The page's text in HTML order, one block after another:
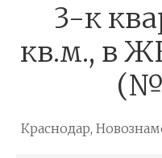
3-к
кв.м., в
Краснодар,